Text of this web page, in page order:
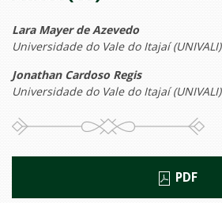
Lara Mayer de Azevedo
Universidade do Vale do Itajaí (UNIVALI)
Jonathan Cardoso Regis
Universidade do Vale do Itajaí (UNIVALI)
PDF